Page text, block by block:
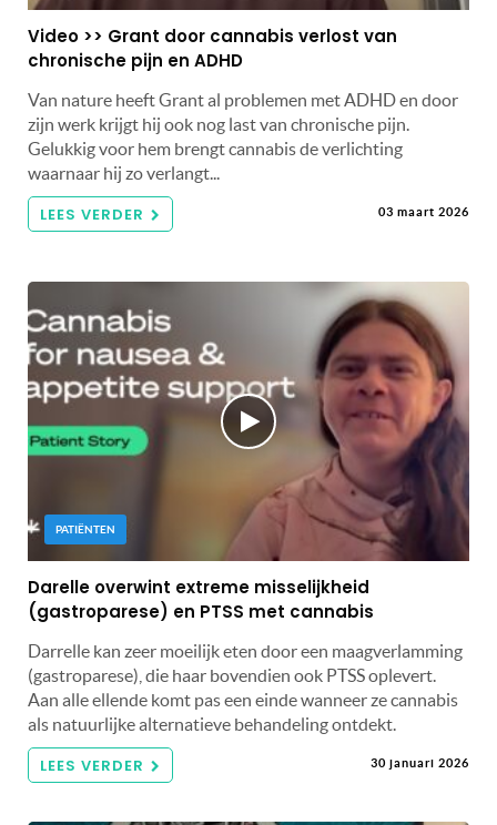
Video >> Grant door cannabis verlost van
chronische pijn en ADHD
Van nature heeft Grant al problemen met ADHD en door
zijn werk krijgt hij ook nog last van chronische pijn.
Gelukkig voor hem brengt cannabis de verlichting
waarnaar hij zo verlangt...
LEES VERDER 03 maart 2026
PATIËNTEN
Darelle overwint extreme misselijkheid
(gastroparese) en PTSS met cannabis
Darrelle kan zeer moeilijk eten door een maagverlamming
(gastroparese), die haar bovendien ook PTSS oplevert.
Aan alle ellende komt pas een einde wanneer ze cannabis
als natuurlijke alternatieve behandeling ontdekt.
LEES VERDER 30 januari 2026